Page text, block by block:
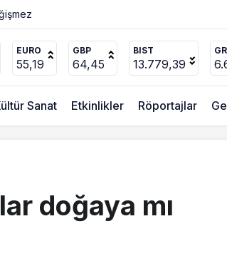
EURO
55,19
GBP
64,45
BIST
13.779,39
Sanat Etkinlikler Röportajlar
doğaya mı